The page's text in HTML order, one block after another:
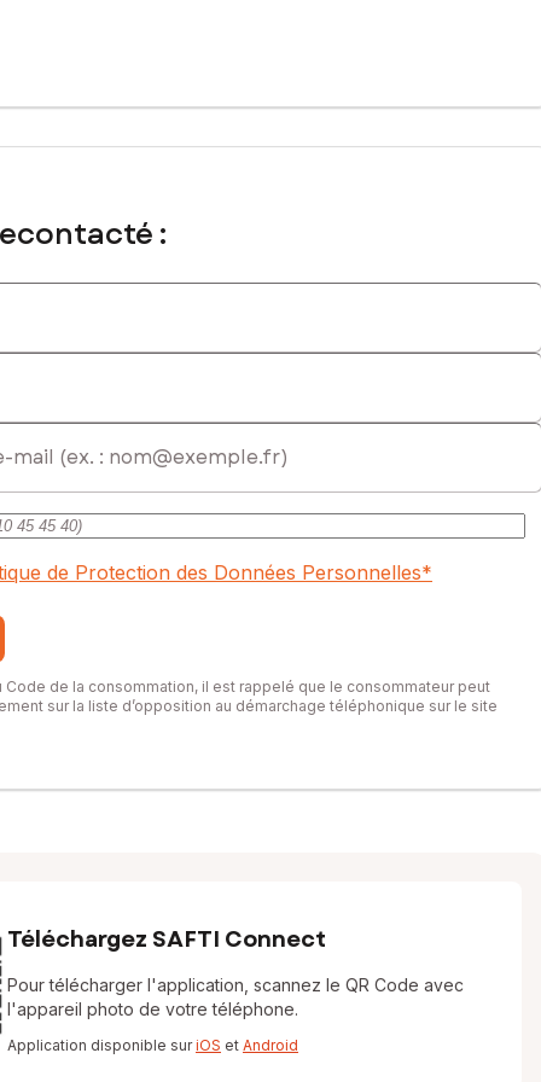
au RSAC de Châteauroux sous le numéro 979 246 436
:
de Protection des Données Personnelles*
Code de la consommation, il est rappelé que le consommateur peut
sur la liste d’opposition au démarchage téléphonique sur le site
Téléchargez SAFTI Connect
Pour télécharger l'application, scannez le QR Code avec
l'appareil photo de votre téléphone.
Application disponible suriOS et Android